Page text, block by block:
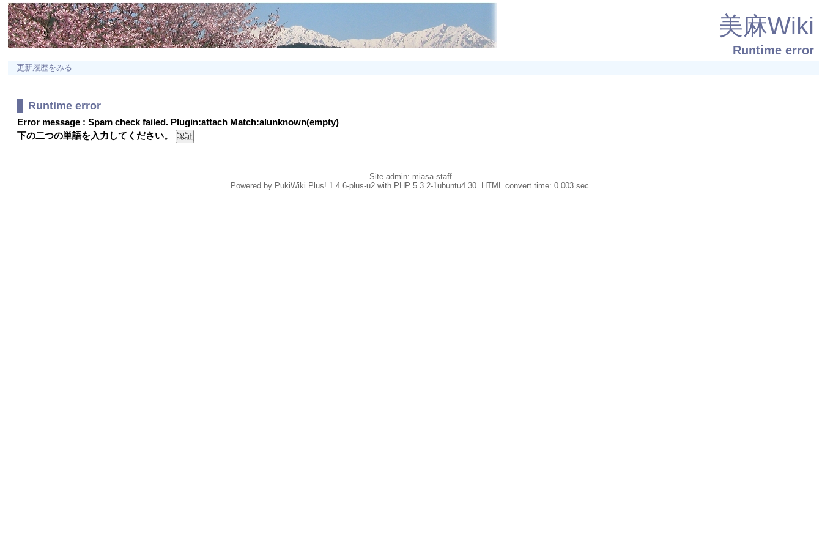
美麻Wiki
Runtime error
更新履歴をみる
Runtime error
Error message : Spam check failed. Plugin:attach Match:alunknown(empty)
下の二つの単語を入力してください。
Site admin: miasa-staff
Powered by PukiWiki Plus! 1.4.6-plus-u2 with PHP 5.3.2-1ubuntu4.30. HTML convert time: 0.003 sec.